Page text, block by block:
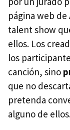
página web
talent show
ellos. Los
los
canción, sino
que no
pretenda
alguno de